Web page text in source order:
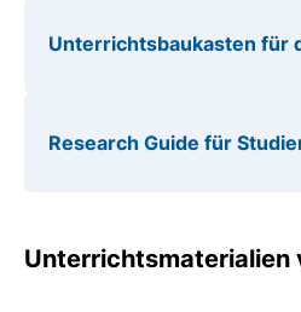
Unterrichtsbaukasten für
Research Guide für
Unterrichtsmaterialien